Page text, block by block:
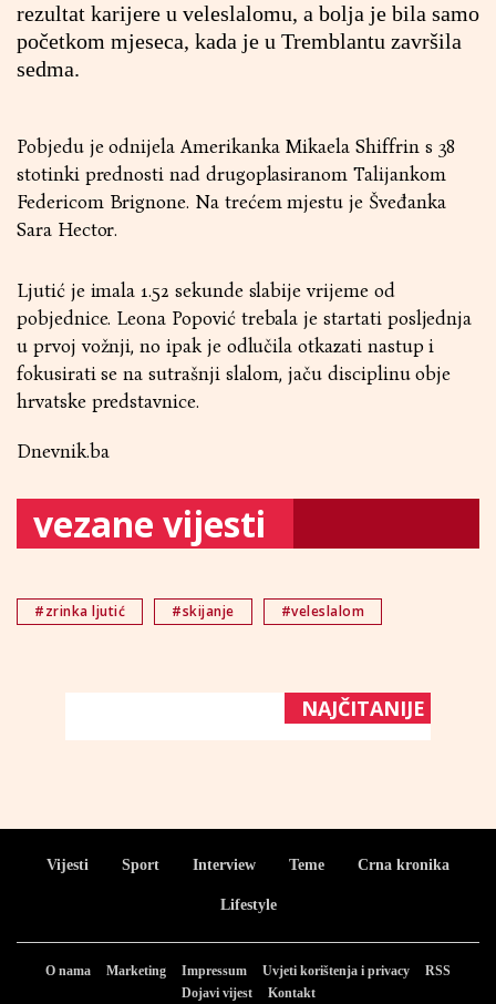
rezultat karijere u veleslalomu, a bolja je bila samo
početkom mjeseca, kada je u Tremblantu završila
sedma.
Pobjedu je odnijela Amerikanka Mikaela Shiffrin s 38
stotinki prednosti nad drugoplasiranom Talijankom
Federicom Brignone. Na trećem mjestu je Šveđanka
Sara Hector.
Ljutić je imala 1.52 sekunde slabije vrijeme od
pobjednice. Leona Popović trebala je startati posljednja
u prvoj vožnji, no ipak je odlučila otkazati nastup i
fokusirati se na sutrašnji slalom, jaču disciplinu obje
hrvatske predstavnice.
Dnevnik.ba
vezane vijesti
#zrinka ljutić #skijanje #veleslalom
NAJČITANIJE
Vijesti Sport Interview Teme Crna kronika
Lifestyle
O nama Marketing Impressum Uvjeti korištenja i privacy
RSS
Dojavi vijest
Kontakt